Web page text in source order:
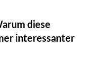
eine
Wertspeicher.
geopolitische
in
dieser
diese
interessanter